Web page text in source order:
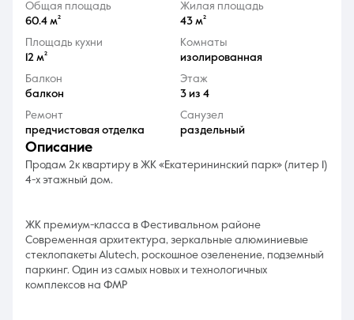
Ежедневно с 08:30 до 20:00
Общая площадь
60.4 м²
Жилая площадь
43 м²
Площадь кухни
12 м²
Комнаты
изолированная
Балкон
балкон
Этаж
3 из 4
Ремонт
предчистовая отделка
Санузел
раздельный
описание
Продам 2к квартиру в ЖК «Екатерининский парк» (литер 1)
4-х этажный дом.
ЖК премиум-класса в Фестивальном районе
Современная архитектура, зеркальные алюминиевые
стеклопакеты Alutech, роскошное озеленение, подземный
паркинг. Один из самых новых и технологичных
комплексов на ФМР